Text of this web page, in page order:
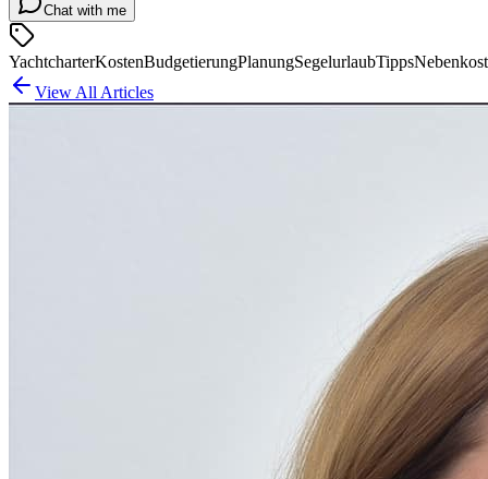
Chat with me
YachtcharterKostenBudgetierungPlanungSegelurlaubTipps
View All Articles